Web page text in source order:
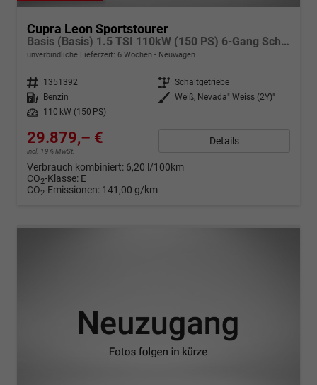
Cupra Leon Sportstourer
Basis (Basis) 1.5 TSI 110kW (150 PS) 6-Gang Schaltgetriebe
unverbindliche Lieferzeit: 6 Wochen Neuwagen
Fahrzeugnr. 1351392 Getriebe Schaltgetriebe
Kraftstoff
Benzin Außenfarbe Weiß, Nevada" Weiss (2Y)"
Leistung
110 kW (150 PS)
29.879,– €
incl. 19% MwSt.
Details
Verbrauch kombiniert: 6,20 l/100km
CO2-Klasse: E
CO2-Emissionen: 141,00 g/km